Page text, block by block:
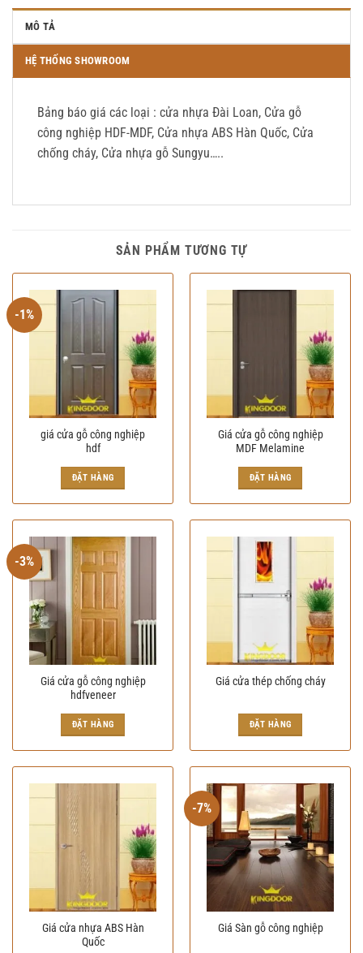
MÔ TẢ
HỆ THỐNG SHOWROOM
Bảng báo giá các loại : cửa nhựa Đài Loan, Cửa gỗ
công nghiệp HDF-MDF, Cửa nhựa ABS Hàn Quốc, Cửa
chống cháy, Cửa nhựa gỗ Sungyu…..
SẢN PHẨM TƯƠNG TỰ
-1%
giá cửa gỗ công nghiệp
hdf
gốc
là:
1.770.000₫.
hiện
tại
là:
1.750.000₫.
ĐẶT HÀNG
Giá cửa gỗ công nghiệp
MDF Melamine
ĐẶT HÀNG
-3%
Giá cửa gỗ công nghiệp
hdfveneer
gốc
là:
2.340.000₫.
hiện
tại
là:
2.280.000₫.
ĐẶT HÀNG
Giá cửa thép chống cháy
ĐẶT HÀNG
Giá cửa nhựa ABS Hàn
Quốc
-7%
Giá Sàn gỗ công nghiệp